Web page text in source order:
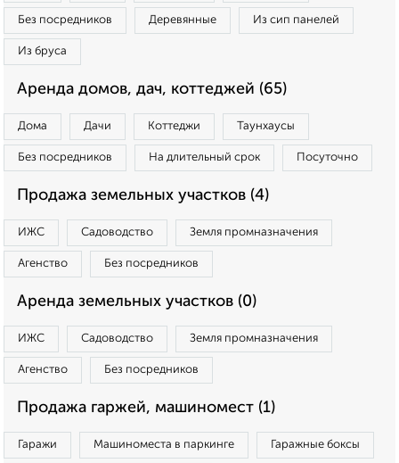
Без посредников Деревянные Из сип панелей
Из бруса
Аренда домов, дач, коттеджей (65)
Дома Дачи Коттеджи Таунхаусы
Без посредников На длительный срок Посуточно
Продажа земельных участков (4)
ИЖС Садоводство Земля промназначения
Агенство Без посредников
Аренда земельных участков (0)
ИЖС Садоводство Земля промназначения
Агенство Без посредников
Продажа гаржей, машиномест (1)
Гаражи Машиноместа в паркинге Гаражные боксы